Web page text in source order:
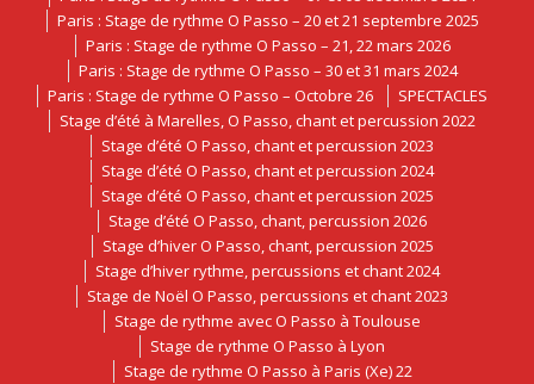
Paris : Stage de rythme O Passo – 20 et 21 septembre 2025
Paris : Stage de rythme O Passo – 21, 22 mars 2026
Paris : Stage de rythme O Passo – 30 et 31 mars 2024
Paris : Stage de rythme O Passo – Octobre 26
SPECTACLES
Stage d’été à Marelles, O Passo, chant et percussion 2022
Stage d’été O Passo, chant et percussion 2023
Stage d’été O Passo, chant et percussion 2024
Stage d’été O Passo, chant et percussion 2025
Stage d’été O Passo, chant, percussion 2026
Stage d’hiver O Passo, chant, percussion 2025
Stage d’hiver rythme, percussions et chant 2024
Stage de Noël O Passo, percussions et chant 2023
Stage de rythme avec O Passo à Toulouse
Stage de rythme O Passo à Lyon
Stage de rythme O Passo à Paris (Xe) 22